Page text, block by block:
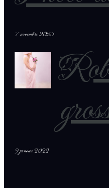
7 novembre 2025
9 janvier 2022